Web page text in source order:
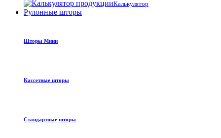
Калькулятор
Рулонные шторы
Шторы Мини
Кассетные шторы
Стандартные шторы